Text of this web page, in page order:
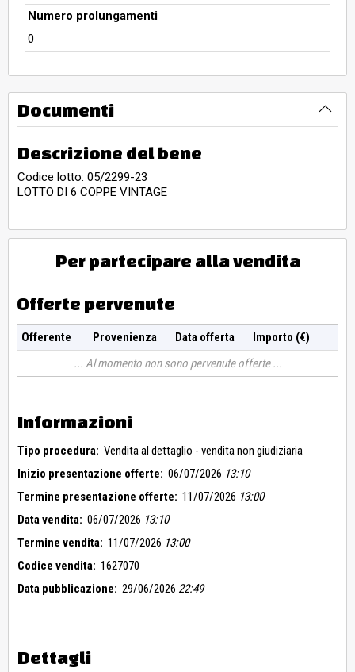
Numero prolungamenti
0
Documenti
Descrizione del bene
Codice lotto: 05/2299-23
LOTTO DI 6 COPPE VINTAGE
Per partecipare alla vendita
Offerte pervenute
Offerente Provenienza Data offerta
Importo (€)
Al momento non sono pervenute offerte
Informazioni
Tipo procedura: Vendita al dettaglio - vendita non giudiziaria
Inizio presentazione offerte: 06/07/2026 13:10
Termine presentazione offerte: 11/07/2026 13:00
Data vendita: 06/07/2026 13:10
Termine vendita: 11/07/2026 13:00
Codice vendita: 1627070
Data pubblicazione: 29/06/2026 22:49
Dettagli